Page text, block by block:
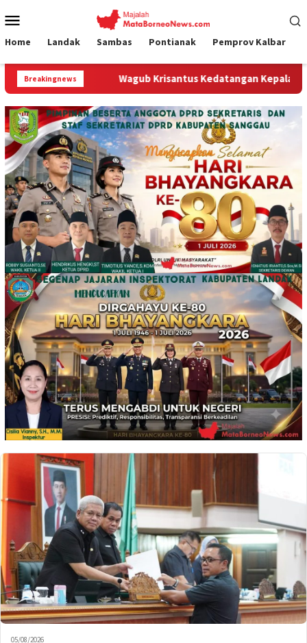
ke
Mobile
Home Landak Sambas Pontianak Pemprov Kalbar
Breakingnews
Wagub Krisantus Kedatangan Kepala Staf
05/08/2026